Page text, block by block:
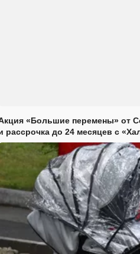
«Большие перемены» от
рассрочка до 24 месяцев с